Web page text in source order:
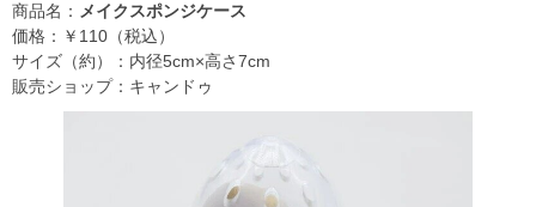
商品名： メイクスポンジケース
価格：￥110（税込）
サイズ（約）：内径5cm×高さ7cm
販売ショップ：キャンドゥ